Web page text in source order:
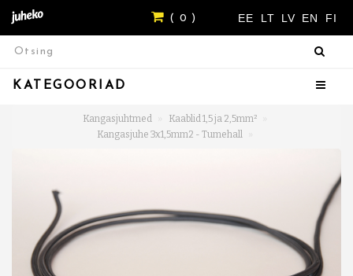
EE LT LV EN FI
( 0 )
KATEGOORIAD
Kangasjuhtmed
Kaablid 1,5 ja 2,5mm²
Kangasjuhe 3x1,5mm2 - Tumehall